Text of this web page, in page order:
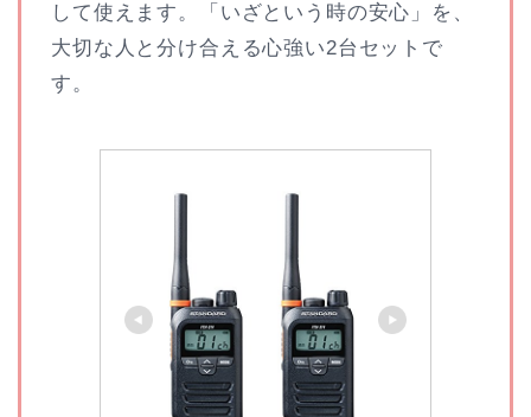
して使えます。「いざという時の安心」を、
大切な人と分け合える心強い2台セットで
す。